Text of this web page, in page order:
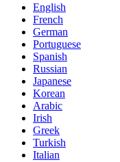
English
French
German
Portuguese
Spanish
Russian
Japanese
Korean
Arabic
Irish
Greek
Turkish
Italian